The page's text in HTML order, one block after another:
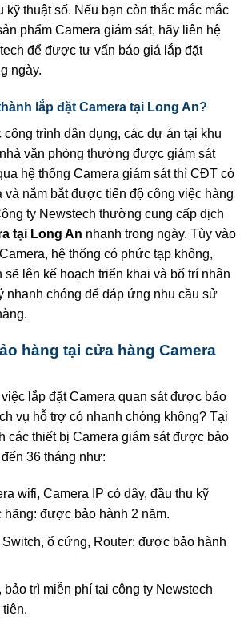
kỹ thuật số. Nếu bạn còn thắc mắc mắc
phẩm Camera giám sát, hãy liên hệ
để được tư vấn báo giá lắp đặt
ngày.
lắp đặt Camera tại Long An?
công trình dân dụng, các dự án tại khu
văn phòng thường được giám sát
hệ thống Camera giám sát thì CĐT có
và nắm bắt được tiến độ công việc hàng
ty Newstech thường cung cấp dịch
tại Long An nhanh trong ngày. Tùy vào
hệ thống có phức tạp không,
sẽ lên kế hoạch triển khai và bố trí nhân
nhanh chóng để đáp ứng nhu cầu sử
hàng tại cửa hàng Camera
lắp đặt Camera quan sát được bảo
vụ hỗ trợ có nhanh chóng không? Tại
các thiết bị Camera giám sát được bảo
36 tháng như:
wifi, Camera IP có dây, đầu thu kỹ
hãng: được bảo hành 2 năm.
ổ cứng, Router: được bảo hành
bảo trì miễn phí tại công ty Newstech
tiên.